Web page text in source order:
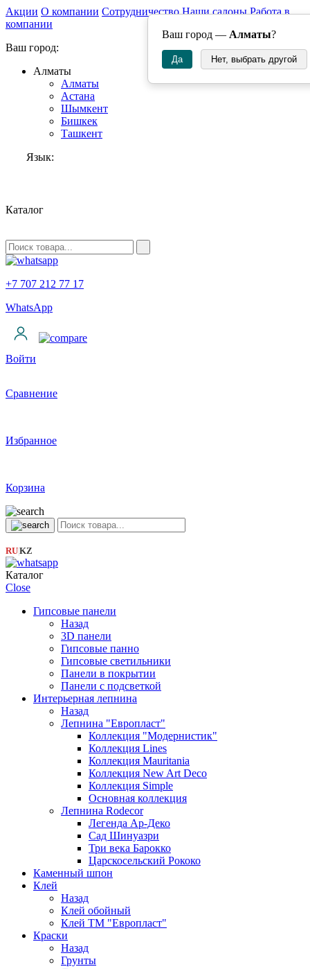
Ваш город — Алматы?
Да Нет, выбрать другой
Акции О компании Сотрудничество Наши салоны Работа в
компании
Ваш город:
Алматы
Алматы
Астана
Шымкент
Бишкек
Ташкент
Язык:
Каталог
+7 707 212 77 17
WhatsApp
Войти
Сравнение
Избранное
Корзина
RU|KZ
Каталог
Close
Гипсовые панели
Назад
3D панели
Гипсовые панно
Гипсовые светильники
Панели в покрытии
Панели с подсветкой
Интерьерная лепнина
Назад
Лепнина "Европласт"
Коллекция "Модернистик"
Коллекция Lines
Коллекция Mauritania
Коллекция New Art Deco
Коллекция Simple
Основная коллекция
Лепнина Rodecor
Легенда Ар-Деко
Сад Шинуазри
Три века Барокко
Царскосельский Рококо
Каменный шпон
Клей
Назад
Клей обойный
Клей ТМ "Европласт"
Краски
Назад
Грунты